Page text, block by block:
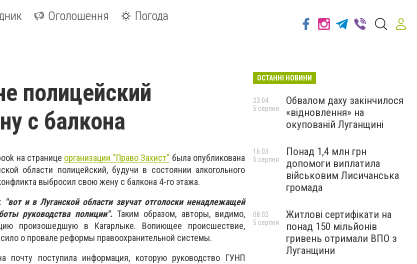
Оголошення Погода
полицейский
с балкона
на странице организации "Право Захист" была опубликована
области полицейский, будучи в состоянии алкогольного
выбросил свою жену с балкона 4-го этажа.
"вот и в Луганской области звучат отголоски ненадлежащей
руководства полиции". Таким образом, авторы, видимо,
произошедшую в Кагарлыке. Вопиющее происшествие,
о провале реформы правоохранительной системы.
поступила информация, которую руководство ГУНП
ОСТАННІ НОВИНИ
Обвалом даху закінчилося
«відновлення» на
окупованій Луганщині
23:04
5 серпня
Понад 1,4 млн грн
допомоги виплатила
військовим Лисичанська
громада
16:03
5 серпня
Житлові сертифікати на
понад 150 мільйонів
гривень отримали ВПО з
Луганщини
08:02
5 серпня